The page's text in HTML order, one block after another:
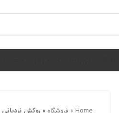
Home
»فروشگاه »روکش